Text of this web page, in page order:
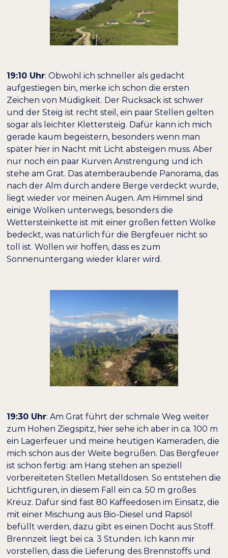
19:10 Uhr: Obwohl ich schneller als gedacht
aufgestiegen bin, merke ich schon die ersten
Zeichen von Müdigkeit. Der Rucksack ist schwer
und der Steig ist recht steil, ein paar Stellen gelten
sogar als leichter Klettersteig. Dafür kann ich mich
gerade kaum begeistern, besonders wenn man
später hier in Nacht mit Licht absteigen muss. Aber
nur noch ein paar Kurven Anstrengung und ich
stehe am Grat. Das atemberaubende Panorama, das
nach der Alm durch andere Berge verdeckt wurde,
liegt wieder vor meinen Augen. Am Himmel sind
einige Wolken unterwegs, besonders die
Wettersteinkette ist mit einer großen fetten Wolke
bedeckt, was natürlich für die Bergfeuer nicht so
toll ist. Wollen wir hoffen, dass es zum
Sonnenuntergang wieder klarer wird.
19:30 Uhr: Am Grat führt der schmale Weg weiter
zum Hohen Ziegspitz, hier sehe ich aber in ca. 100 m
ein Lagerfeuer und meine heutigen Kameraden, die
mich schon aus der Weite begrüßen. Das Bergfeuer
ist schon fertig: am Hang stehen an speziell
vorbereiteten Stellen Metalldosen. So entstehen die
Lichtfiguren, in diesem Fall ein ca. 50 m großes
Kreuz. Dafür sind fast 80 Kaffeedosen im Einsatz, die
mit einer Mischung aus Bio-Diesel und Rapsöl
befüllt werden, dazu gibt es einen Docht aus Stoff.
Brennzeit liegt bei ca. 3 Stunden. Ich kann mir
vorstellen, dass die Lieferung des Brennstoffs und